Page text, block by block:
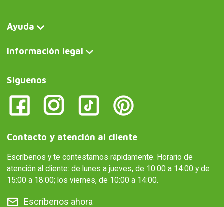
Ayuda
Información legal
Síguenos
Contacto y atención al cliente
Escríbenos y te contestamos rápidamente. Horario de
atención al cliente: de lunes a jueves, de 10:00 a 14:00 y de
15:00 a 18:00; los viernes, de 10:00 a 14:00.
Escríbenos ahora